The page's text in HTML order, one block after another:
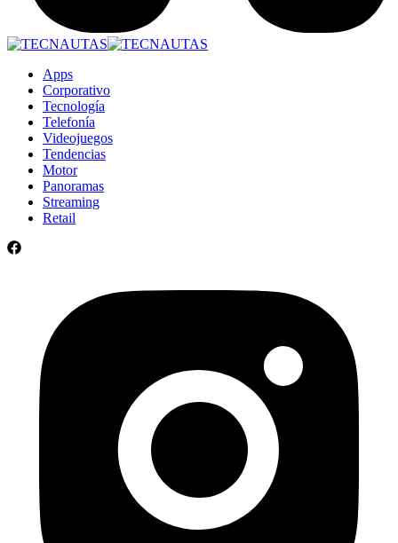
Apps
Corporativo
Tecnología
Telefonía
Videojuegos
Tendencias
Motor
Panoramas
Streaming
Retail